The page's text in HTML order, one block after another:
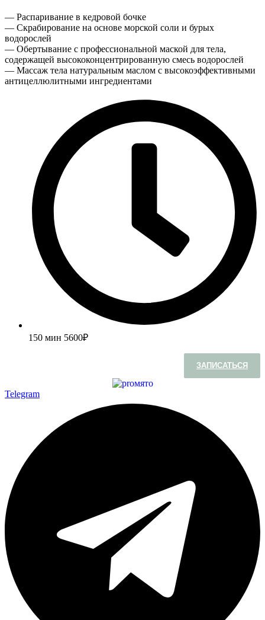
— Распаривание в кедровой бочке
— Скрабирование на основе морской соли и бурых
водорослей
— Обертывание с профессиональной маской для тела,
содержащей высококонцентрированную смесь водорослей
— Массаж тела натуральным маслом с высокоэффективными
антицеллюлитными ингредиентами
150 мин 5600₽
ЗАПИСАТЬСЯ
Telegram